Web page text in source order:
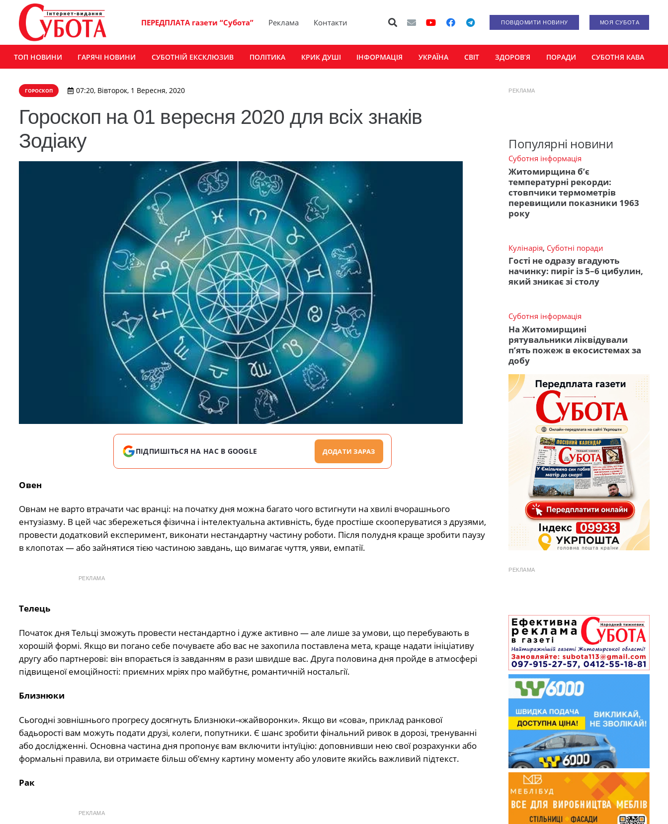
ПЕРЕДПЛАТА газети “Субота” Реклама Контакти ПОВІДОМИТИ НОВИНУ МОЯ СУБОТА
ТОП НОВИНИ ГАРЯЧІ НОВИНИ СУБОТНІЙ ЕКСКЛЮЗИВ ПОЛІТИКА КРИК ДУШІ ІНФОРМАЦІЯ УКРАЇНА СВІТ ЗДОРОВ’Я ПОРАДИ СУБОТНЯ КАВА
ГОРОСКОП 07:20, Вівторок, 1 Вересня, 2020
Гороскоп на 01 вересня 2020 для всіх знаків
Зодіаку
ПІДПИШІТЬСЯ НА НАС В GOOGLE ДОДАТИ ЗАРАЗ
Овен
Овнам не варто втрачати час вранці: на початку дня можна багато чого встигнути на хвилі вчорашнього
ентузіазму. В цей час збережеться фізична і інтелектуальна активність, буде простіше скооперуватися з друзями,
провести додатковий експеримент, виконати нестандартну частину роботи. Після полудня краще зробити паузу
в клопотах — або зайнятися тією частиною завдань, що вимагає чуття, уяви, емпатії.
РЕКЛАМА
Телець
Початок дня Тельці зможуть провести нестандартно і дуже активно — але лише за умови, що перебувають в
хорошій формі. Якщо ви погано себе почуваєте або вас не захопила поставлена мета, краще надати ініціативу
другу або партнерові: він впорається із завданням в рази швидше вас. Друга половина дня пройде в атмосфері
підвищеної емоційності: приємних мріях про майбутнє, романтичній ностальгії.
Близнюки
Сьогодні зовнішнього прогресу досягнуть Близнюки-«жайворонки». Якщо ви «сова», приклад ранкової
бадьорості вам можуть подати друзі, колеги, попутники. Є шанс зробити фінальний ривок в дорозі, тренуванні
або дослідженні. Основна частина дня пропонує вам включити інтуїцію: доповнивши нею свої розрахунки або
формальні правила, ви отримаєте більш об’ємну картину моменту або уловите якийсь важливий підтекст.
Рак
РЕКЛАМА
РЕКЛАМА
Популярні новини
Суботня інформація
Житомирщина б’є
температурні рекорди:
стовпчики термометрів
перевищили показники 1963
року
Кулінарія, Суботні поради
Гості не одразу вгадують
начинку: пиріг із 5–6 цибулин,
який зникає зі столу
Суботня інформація
На Житомирщині
рятувальники ліквідували
п’ять пожеж в екосистемах за
добу
РЕКЛАМА